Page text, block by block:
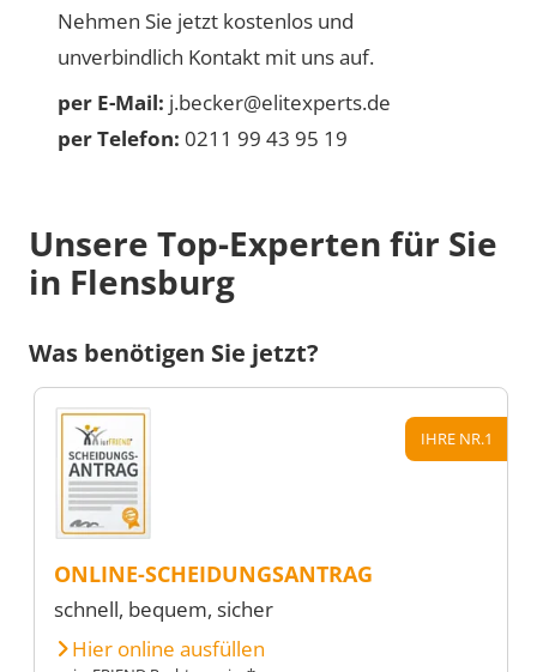
Nehmen Sie jetzt kostenlos und
unverbindlich Kontakt mit uns auf.
per E-Mail: j.becker@elitexperts.de
per Telefon: 0211 99 43 95 19
Unsere Top-Experten für Sie
in Flensburg
Was benötigen Sie jetzt?
IHRE NR.1
ONLINE-SCHEIDUNGSANTRAG
schnell, bequem, sicher
Hier online ausfüllen